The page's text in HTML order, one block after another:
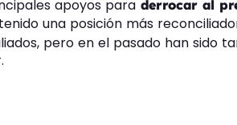
apoyos para derrocar al
una posición más
pero en el pasado han sido